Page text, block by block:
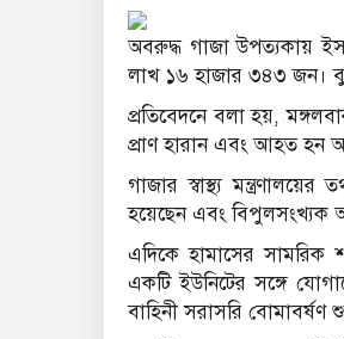
অবরুদ্ধ গাজা উপত্যকায়
লাখ ১৬ হাজার ৩৪৩ জন।
প্রতিবেদনে বলা হয়,
প্রাণ হারান এবং আহত হন
গাজার স্বাস্থ্য
হয়েছেন এবং বিপুলসংখ্যক
এদিকে হামাসের সামরিক
একটি ইউনিটের সঙ্গে
বাহিনী সরাসরি